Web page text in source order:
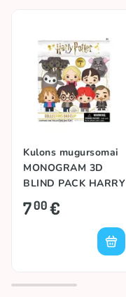
Kulons mugursomai
MONOGRAM 3D
BLIND PACK HARRY
POTTER
700€